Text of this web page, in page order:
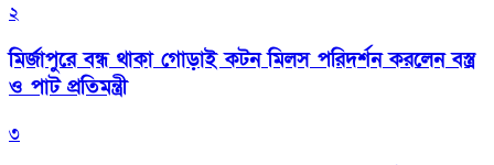
২
মির্জাপুরে বন্ধ থাকা গোড়াই কটন মিলস পরিদর্শন করলেন বস্ত্র
ও পাট প্রতিমন্ত্রী
৩